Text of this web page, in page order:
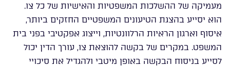
מעמיקה של ההשלכות המשפטיות והאישיות של כל צו.
הוא יסייע בהצגת הטיעונים המשפטיים החזקים ביותר,
איסוף וארגון הראיות הרלוונטיות, וייצוג אפקטיבי בפני בית
המשפט. במקרים של בקשה להוצאת צו, עורך הדין יכול
לסייע בניסוח הבקשה באופן מיטבי ולהגדיל את סיכויי